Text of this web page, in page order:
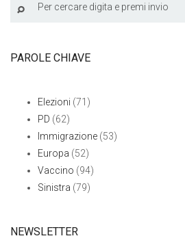
PAROLE CHIAVE
Elezioni (71)
PD (62)
Immigrazione (53)
Europa (52)
Vaccino (94)
Sinistra (79)
NEWSLETTER